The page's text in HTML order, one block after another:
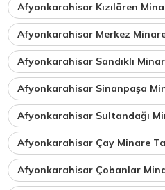
Afyonkarahisar Kızılören
Afyonkarahisar Merkez
Afyonkarahisar Sandıklı
Afyonkarahisar Sinanpaşa
Afyonkarahisar Sultandağı
Afyonkarahisar Çay Minare
Afyonkarahisar Çobanlar